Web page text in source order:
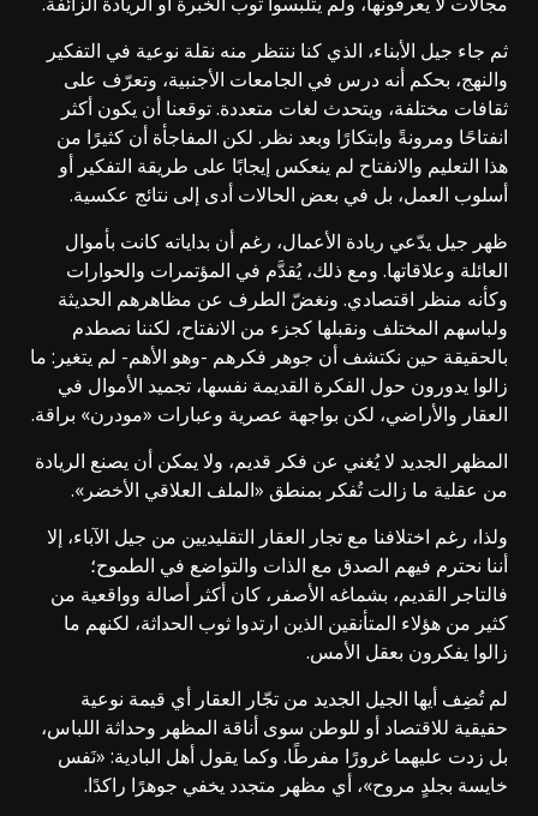
ثم جاء جيل الأبناء، الذي كنا ننتظر منه نقلة نوعية في التفكير
والنهج، بحكم أنه درس في الجامعات الأجنبية، وتعرّف على
ثقافات مختلفة، ويتحدث لغات متعددة. توقعنا أن يكون أكثر
انفتاحًا ومرونةً وابتكارًا وبعد نظر. لكن المفاجأة أن كثيرًا من
هذا التعليم والانفتاح لم ينعكس إيجابًا على طريقة التفكير أو
أسلوب العمل، بل في بعض الحالات أدى إلى نتائج عكسية.
ظهر جيل يدّعي ريادة الأعمال، رغم أن بداياته كانت بأموال
العائلة وعلاقاتها. ومع ذلك، يُقدَّم في المؤتمرات والحوارات
وكأنه منظر اقتصادي. ونغضّ الطرف عن مظاهرهم الحديثة
ولباسهم المختلف ونقبلها كجزء من الانفتاح، لكننا نصطدم
بالحقيقة حين نكتشف أن جوهر فكرهم -وهو الأهم- لم يتغير: ما
زالوا يدورون حول الفكرة القديمة نفسها، تجميد الأموال في
العقار والأراضي، لكن بواجهة عصرية وعبارات «مودرن» براقة.
المظهر الجديد لا يُغني عن فكر قديم، ولا يمكن أن يصنع الريادة
من عقلية ما زالت تُفكر بمنطق «الملف العلاقي الأخضر».
ولذا، رغم اختلافنا مع تجار العقار التقليديين من جيل الآباء، إلا
أننا نحترم فيهم الصدق مع الذات والتواضع في الطموح؛
فالتاجر القديم، بشماغه الأصفر، كان أكثر أصالة وواقعية من
كثير من هؤلاء المتأنقين الذين ارتدوا ثوب الحداثة، لكنهم ما
زالوا يفكرون بعقل الأمس.
لم تُضِف أيها الجيل الجديد من تجّار العقار أي قيمة نوعية
حقيقية للاقتصاد أو للوطن سوى أناقة المظهر وحداثة اللباس،
بل زدت عليهما غرورًا مفرطًا. وكما يقول أهل البادية: «نَفس
خايسة بجلدٍ مروح»، أي مظهر متجدد يخفي جوهرًا راكدًا.